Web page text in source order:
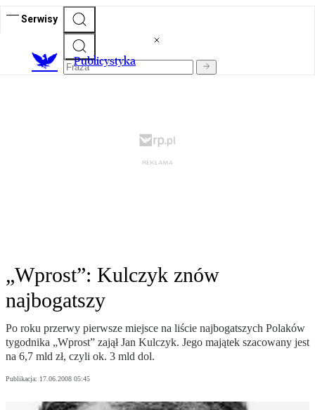
Serwisy
Publicystyka
„Wprost”: Kulczyk znów
najbogatszy
Po roku przerwy pierwsze miejsce na liście najbogatszych Polaków
tygodnika „Wprost” zajął Jan Kulczyk. Jego majątek szacowany jest
na 6,7 mld zł, czyli ok. 3 mld dol.
Publikacja: 17.06.2008 05:45